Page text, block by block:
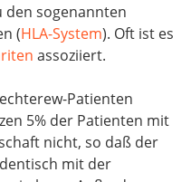
den sogenannten
(HLA-System). Oft ist es
assoziiert.
Patienten
5% der Patienten mit
nicht, so daß der
mit der